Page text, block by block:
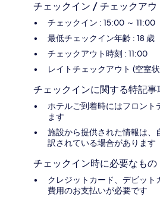
チェックイン / チェックアウ
チェックイン : 15:00 ～ 11:00
最低チェックイン年齢 : 18 歳
チェックアウト時刻 : 11:00
レイトチェックアウト (空室
チェックインに関する特記事
ホテルご到着時にはフロント
ます
施設から提供された情報は
訳されている場合があります
チェックイン時に必要なもの
クレジットカード、デビッ
費用のお支払いが必要です